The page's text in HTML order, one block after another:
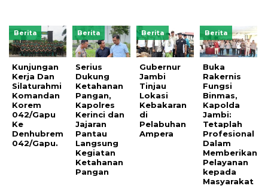
Berita
Kunjungan
Kerja Dan
Silaturahmi
Komandan
Korem
042/Gapu
Ke
Denhubrem
042/Gapu.
Berita
Serius
Dukung
Ketahanan
Pangan,
Kapolres
Kerinci dan
Jajaran
Pantau
Langsung
Kegiatan
Ketahanan
Pangan
Berita
Gubernur
Jambi
Tinjau
Lokasi
Kebakaran
di
Pelabuhan
Ampera
Berita
Buka
Rakernis
Fungsi
Binmas,
Kapolda
Jambi:
Tetaplah
Profesional
Dalam
Memberikan
Pelayanan
kepada
Masyarakat